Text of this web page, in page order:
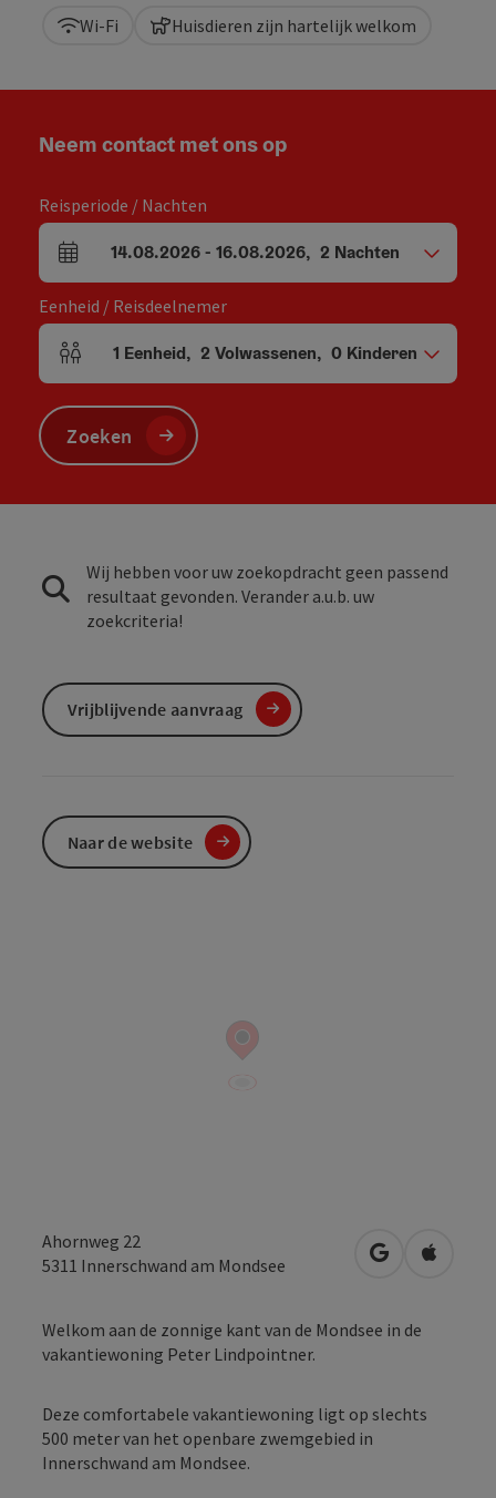
Wi-Fi Huisdieren zijn hartelijk welkom
Ahornweg 22
5311 Innerschwand am Mondsee Openen in
Welkom aan de zonnige kant van de Mondsee in de
vakantiewoning Peter Lindpointner.
Deze comfortabele vakantiewoning ligt op slechts
500 meter van het openbare zwemgebied in
Innerschwand am Mondsee.
Neem contact met ons op
Reisperiode / Nachten
Velden voor aankomst en vertrek
14.08.2026- 16.08.2026, 2 Nachten
Eenheid / Reisdeelnemer
Aantal eenheden en persoonsvelden
1 Eenheid, 2 Volwassenen, 0 Kinderen
Zoeken
Wij hebben voor uw zoekopdracht geen passend
resultaat gevonden. Verander a.u.b. uw
zoekcriteria!
Vrijblijvende aanvraag
Naar de website